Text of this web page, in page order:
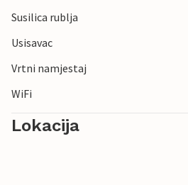
Susilica rublja
Usisavac
Vrtni namjestaj
WiFi
Lokacija